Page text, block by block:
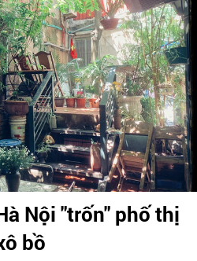
Nội "trốn" phố thị
bồ